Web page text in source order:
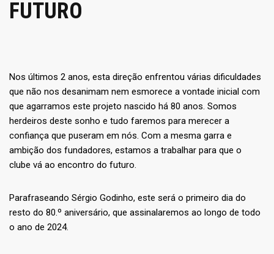
FUTURO
Nos últimos 2 anos, esta direção enfrentou várias dificuldades
que não nos desanimam nem esmorece a vontade inicial com
que agarramos este projeto nascido há 80 anos. Somos
herdeiros deste sonho e tudo faremos para merecer a
confiança que puseram em nós. Com a mesma garra e
ambição dos fundadores, estamos a trabalhar para que o
clube vá ao encontro do futuro.
Parafraseando Sérgio Godinho, este será o primeiro dia do
resto do 80.º aniversário, que assinalaremos ao longo de todo
o ano de 2024.